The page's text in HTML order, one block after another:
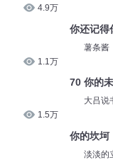
4.9万
1.1万
1.5万
你还记得
薯条酱
70 你的
大吕说
你的坎坷
淡淡的